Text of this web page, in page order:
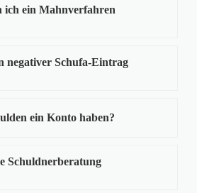
ich ein Mahnverfahren
negativer Schufa-Eintrag
ein Konto haben?
Schuldnerberatung